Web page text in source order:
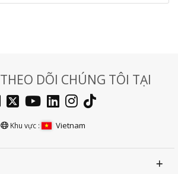
THEO DÕI CHÚNG TÔI TẠI
Khu vực : Vietnam